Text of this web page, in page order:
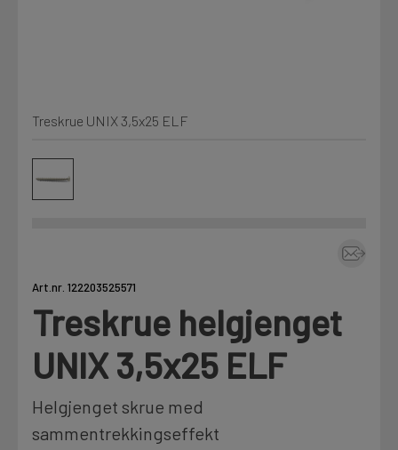
Fag
Motek
Prislister
Firmainformasjon
LOGG UT
Treskrue UNIX 3,5x25 ELF
Art.nr. 122203525571
Treskrue helgjenget
UNIX 3,5x25 ELF
Helgjenget skrue med
sammentrekkingseffekt